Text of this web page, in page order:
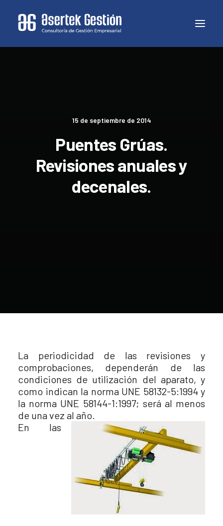
15 de septiembre de 2014
Puentes Grúas.
Revisiones anuales y
decenales.
La periodicidad de las revisiones y
comprobaciones, dependerán de las
condiciones de utilización del aparato, y
como indican la norma UNE 58132-5:1994 y
la norma UNE 58144-1:1997; será al menos
de una vez al año.
En las